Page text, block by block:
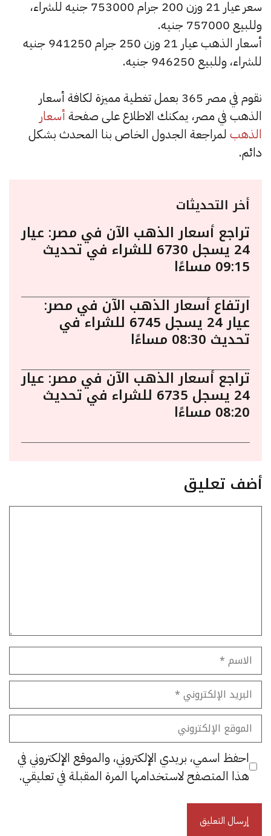
سعر عيار 21 وزن 200 جرام 753000 جنيه للشراء،
وللبيع 757000 جنيه.
أسعار الذهب عيار 21 وزن 250 جرام 941250 جنيه
للشراء، وللبيع 946250 جنيه.
نقوم في مصر 365 بعمل تغطية مميزة لكافة أسعار
الذهب في مصر، يمكنك الاطلاع على صفحة أسعار
الذهب لمراجعة الجدول الخاص بنا المحدث بشكل
دائم.
أخر التحديثات
تراجع أسعار الذهب الآن في مصر: عيار
24 يسجل 6730 للشراء في تحديث
09:15 مساءًا
ارتفاع أسعار الذهب الآن في مصر:
عيار 24 يسجل 6745 للشراء في
تحديث 08:30 مساءًا
تراجع أسعار الذهب الآن في مصر: عيار
24 يسجل 6735 للشراء في تحديث
08:20 مساءًا
أضف تعليق
الاسم
البريد
الإلكتروني
الموقع
الإلكتروني
احفظ اسمي، بريدي الإلكتروني، والموقع الإلكتروني في
هذا المتصفح لاستخدامها المرة المقبلة في تعليقي.